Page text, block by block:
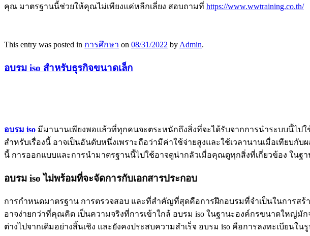
คุณ มาตรฐานนี้ช่วยให้คุณไม่เพียงแค่หลีกเลี่ยง สอบถามที่ https://www.wwtraining.co.th/
This entry was posted in การศึกษา on 08/31/2022 byAdmin.
อบรม iso สำหรับธุรกิจขนาดเล็ก
อบรม iso มีมานานเพียงพอแล้วที่ทุกคนจะตระหนักถึงสิ่งที่จะได้รับจากการนำระบบนี้ไป
สำหรับเรื่องนี้ อาจเป็นอันดับหนึ่งเพราะถือว่ามีค่าใช้จ่ายสูงและใช้เวลานานเมื่อเทียบ
นี้ การออกแบบและการนำมาตรฐานนี้ไปใช้อาจดูน่ากลัวเมื่อคุณดูทุกสิ่งที่เกี่ยวข้อง ใ
อบรม iso ไม่พร้อมที่จะจัดการกับเอกสารประกอบ
การกำหนดมาตรฐาน การตรวจสอบ และที่สำคัญที่สุดคือการฝึกอบรมที่จำเป็นในการสร้
อาจง่ายกว่าที่คุณคิด เป็นความจริงที่การเข้าใกล้ อบรม iso ในฐานะองค์กรขนาดใหญ่
ต่างไปจากเดิมอย่างสิ้นเชิง และยังคงประสบความสำเร็จ อบรม iso คือการลงทะเบียน